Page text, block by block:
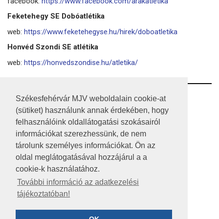
Székesfehérvár MJV weboldalain cookie-at
(sütiket) használunk annak érdekében, hogy
felhasználóink oldallátogatási szokásairól
információkat szerezhessünk, de nem
tárolunk személyes információkat. Ön az
oldal meglátogatásával hozzájárul a a
cookie-k használatához.
További információ az adatkezelési
tájékoztatóban!
Feketehegy SE Dobóatlétika
web: https://www.feketehegyse.hu/hirek/doboatletika
Honvéd Szondi SE atlétika
web: https://honvedszondise.hu/atletika/
RSS
A HONLAP 2017.03.31-I ÁLLAPOTA
JOGI NYILATKOZAT
IMPRESSZUM
KÖZÉRDEKŰ ADATOK